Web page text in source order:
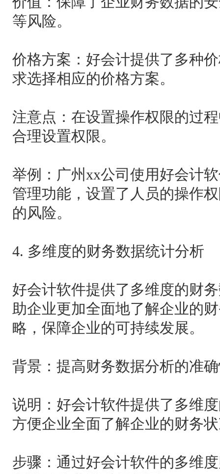
等风险。
价格方案：好会计提供了多种
求选择相应的价格方案。
注意点：在设置操作权限的过
合理设置权限。
举例：广州xx公司使用好会计
管理功能，设置了人员的操作
的风险。
4. 多维度的财务数据统计分析
好会计软件提供了多维度的财
助企业更加全面地了解企业的
略，保障企业的可持续发展。
背景：提高财务数据分析的准
说明：好会计软件提供了多维
方便企业全面了解企业的财务
步骤：通过好会计软件的多维